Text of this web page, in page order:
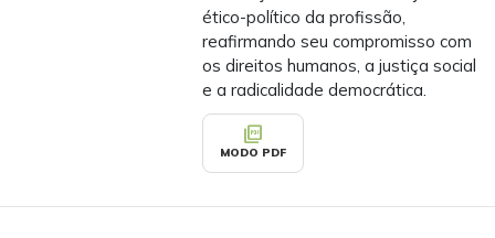
ético-político da profissão,
reafirmando seu compromisso com
os direitos humanos, a justiça social
e a radicalidade democrática.
picture_as_pdf
MODO PDF